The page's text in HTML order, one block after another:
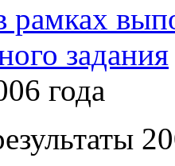
рамках
задания
года